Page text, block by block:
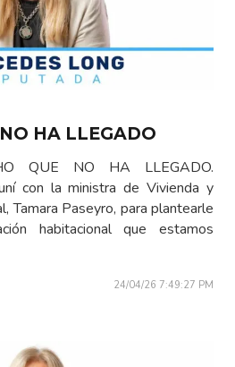
HA LLEGADO
QUE NO HA LLEGADO.
con la ministra de Vivienda y
Tamara Paseyro, para plantearle
habitacional que estamos
24/04/26 7:49:27 PM